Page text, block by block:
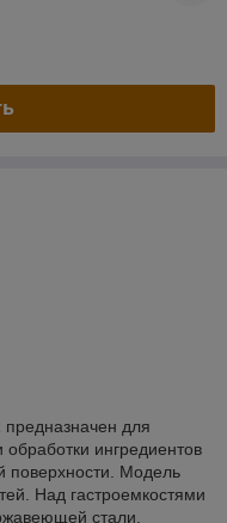
для
обработки ингредиентов
поверхности. Модель
Над гастроемкостями
стали.